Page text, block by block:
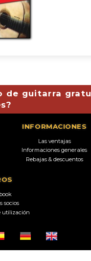
de guitarra
INFORMACIONES
Las ventajas
Informaciones generales
Rebajas & descuentos
socios
utilización